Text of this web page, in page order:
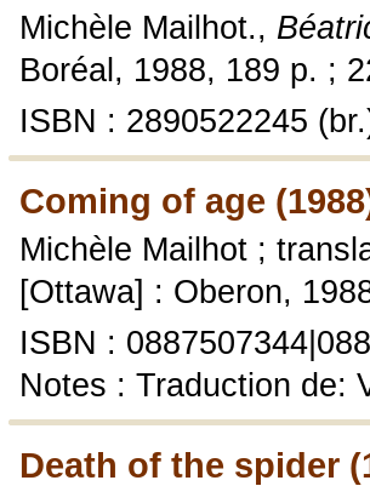
Michèle Mailhot.,
Boréal, 1988, 189 p. ;
ISBN : 2890522245
Coming of age
Michèle Mailhot ;
[Ottawa] : Oberon,
ISBN :
Notes : Traduction de:
Death of the spider